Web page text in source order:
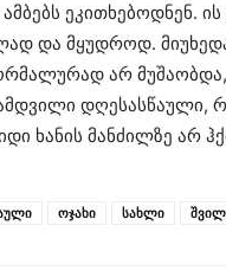
ეკითხებოდნენ.
და მყუდროდ.
არ
დღესასწაული,
ხანის მანძილზე არ
ოჯახი სახლი